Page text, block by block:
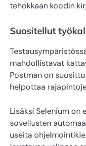
tehokkaan koodin
Suositellut
mahdollistavat
Postman on
helpottaa
Lisäksi Selenium
sovellusten
useita